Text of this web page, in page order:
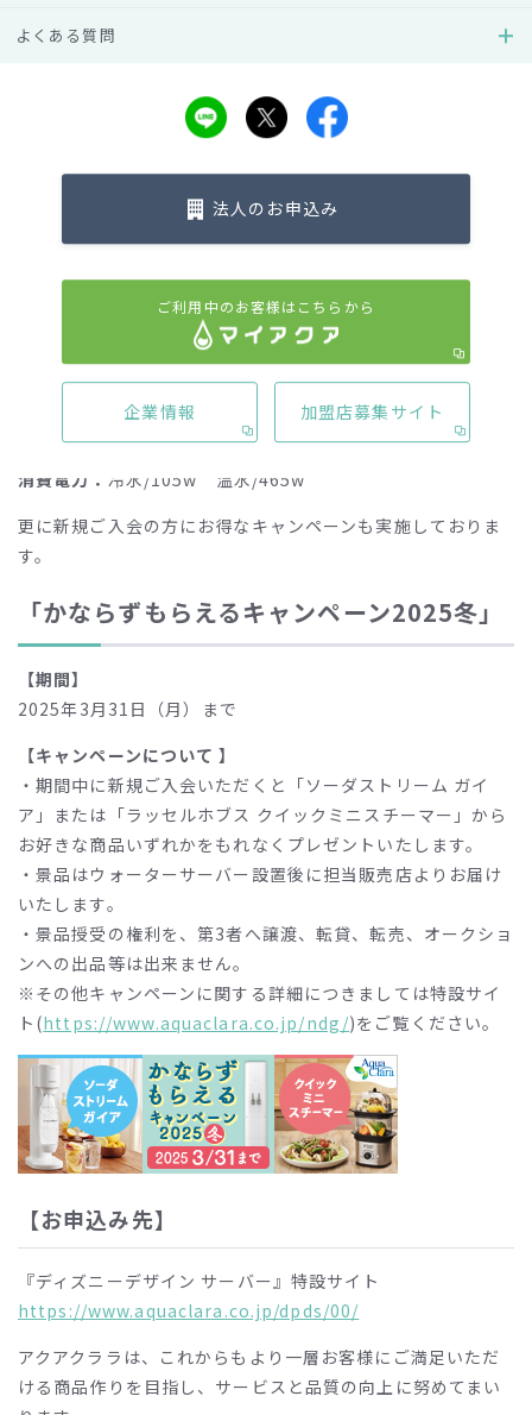
※あんしんサポート料とはアクアクララのウォーターサーバ
ーを安心・快適にご利用いただくためのサービスにかかる費
具体的には専門スタッフ（アクアクララポーター）によるウ
ォーターサーバーの設置（撤去）費用、定期メンテナンス費
用、故障対応サービスが含まれます。
※奥行きの（ ）はフォーセットを含む寸法です
重量：16.0kg
※レギュラーボトル装着時、約33kg (最大値)
※スリムボトル装着時、約27kg (最大値)
容量：冷水/3.3L（有効冷却水量：1.8L） 温水/1.8L
消費電力： 冷水/105w 温水/465w
更に新規ご入会の方にお得なキャンペーンも実施しておりま
す。
「かならずもらえるキャンペーン2025冬」
【期間】
2025年3月31日（月）まで
【キャンペーンについて 】
・期間中に新規ご入会いただくと「ソーダストリーム ガイ
ア」または「ラッセルホブス クイックミニスチーマー」から
お好きな商品いずれかをもれなくプレゼントいたします。
・景品はウォーターサーバー設置後に担当販売店よりお届け
いたします。
・景品授受の権利を、第3者へ譲渡、転貸、転売、オークショ
ンへの出品等は出来ません。
※その他キャンペーンに関する詳細につきましては特設サイ
ト(https://www.aquaclara.co.jp/ndg/)をご覧ください。
【お申込み先】
『ディズニーデザイン サーバー』特設サイト
https://www.aquaclara.co.jp/dpds/00/
アクアクララは、これからもより一層お客様にご満足いただ
ける商品作りを目指し、サービスと品質の向上に努めてまい
よくある質問
法人のお申込み
ご利用中のお客様はこちらから
企業情報 加盟店募集サイト